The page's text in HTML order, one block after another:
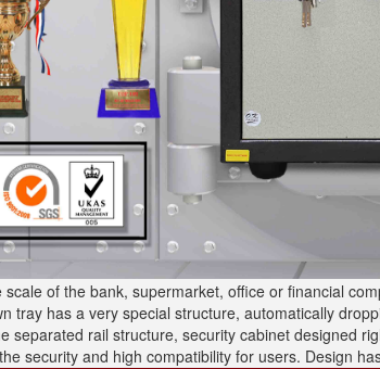
of the bank, supermarket, office or financial
tray has a very special structure, automatically
rail structure, security cabinet designed
security and high compatibility for users. Design